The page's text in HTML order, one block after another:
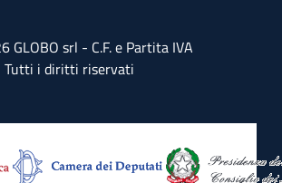
GLOBO srl - C.F. e Partita IVA
i diritti riservati